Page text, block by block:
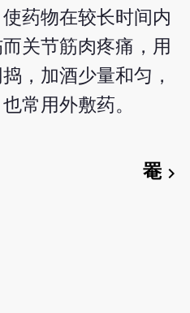
药物在较长时间内
关节筋肉疼痛，用
，加酒少量和匀，
常用外敷药。
罨chevron_right